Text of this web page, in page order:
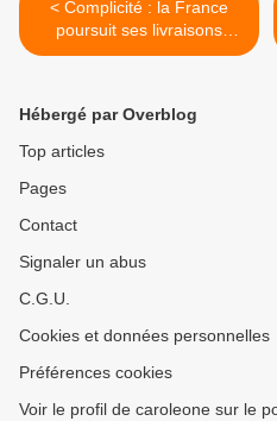
< Complicité : la France
poursuit ses livraisons
d'armes à l'État génocidaire
Hébergé par Overblog
Top articles
Pages
Contact
Signaler un abus
C.G.U.
Cookies et données personnelles
Préférences cookies
Voir le profil de caroleone sur le